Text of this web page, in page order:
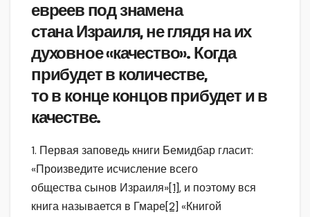
евреев под знамена
стана Израиля, не глядя на их
духовное «качество». Когда
прибудет в количестве,
то в конце концов прибудет и в
качестве.
1. Первая заповедь книги Бемидбар гласит:
«Произведите исчисление всего
общества сынов Израиля»[1], и поэтому вся
книга называется в Гмаре[2] «Книгой